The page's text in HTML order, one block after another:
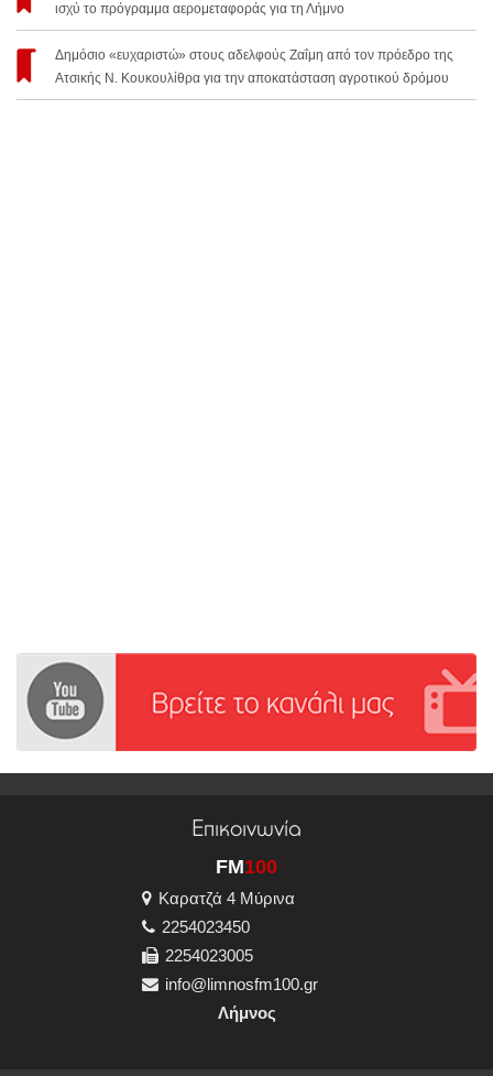
ισχύ το πρόγραμμα αερομεταφοράς για τη Λήμνο
Δημόσιο «ευχαριστώ» στους αδελφούς Ζαΐμη από τον πρόεδρο της
Ατσικής Ν. Κουκουλίθρα για την αποκατάσταση αγροτικού δρόμου
Επικοινωνία
FM100
Καρατζά 4 Μύρινα
2254023450
2254023005
info@limnosfm100.gr
Λήμνος